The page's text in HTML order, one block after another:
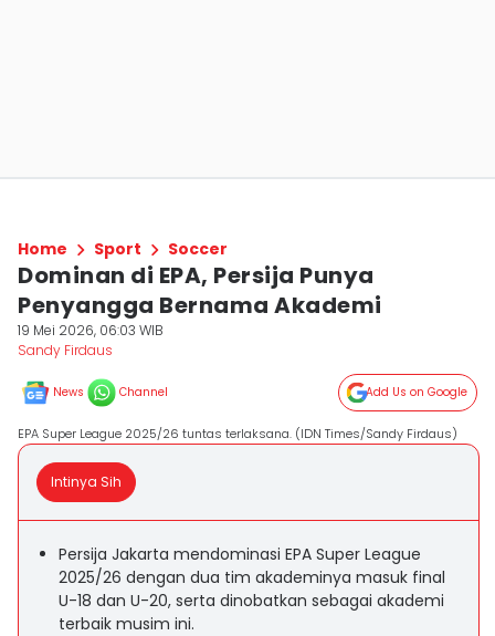
Home Sport Soccer
Dominan di EPA, Persija Punya
Penyangga Bernama Akademi
19 Mei 2026, 06:03 WIB
Sandy Firdaus
News Channel Add Us on Google
EPA Super League 2025/26 tuntas terlaksana. (IDN Times/Sandy Firdaus)
Intinya Sih
Persija Jakarta mendominasi EPA Super League
2025/26 dengan dua tim akademinya masuk final
U-18 dan U-20, serta dinobatkan sebagai akademi
terbaik musim ini.